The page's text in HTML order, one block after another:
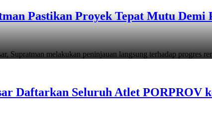
Pastikan Proyek Tepat Mutu
melakukan peninjauan langsung terhadap progres
Daftarkan Seluruh Atlet PORPROV